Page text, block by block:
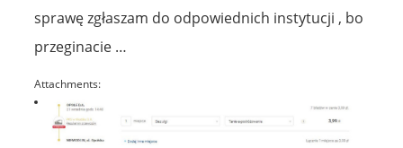
sprawę zgłaszam do odpowiednich instytucji , bo
przeginacie …
Attachments: